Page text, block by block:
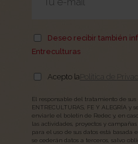
Deseo recibir también
Entreculturas
Acepto laPolítica de
El responsable del tratamiento de sus
ENTRECULTURAS, FE Y ALEGRÍA y
enviarle el boletín de Redec y, en
las actividades, proyectos y
para el uso de sus datos está basada
se cederán datos a terceros, salvo